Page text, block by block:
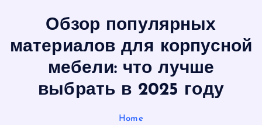
Обзор популярных
материалов для корпусной
мебели: что лучше
выбрать в 2025 году
Home